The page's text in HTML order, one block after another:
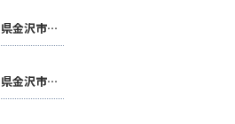
“求人積極採用中｜石川県金沢市で稼げる鳶職人になる！福利厚生も充実した【株式会社鳶翔】で安定して働きませんか？
“求人積極採用中｜石川県金沢市で稼げる鳶職人になる！福利厚生も充実した【株式会社鳶翔】で安定して働きませんか？